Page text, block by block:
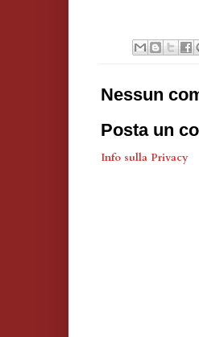
Nessun
Posta un
Info sulla Privacy